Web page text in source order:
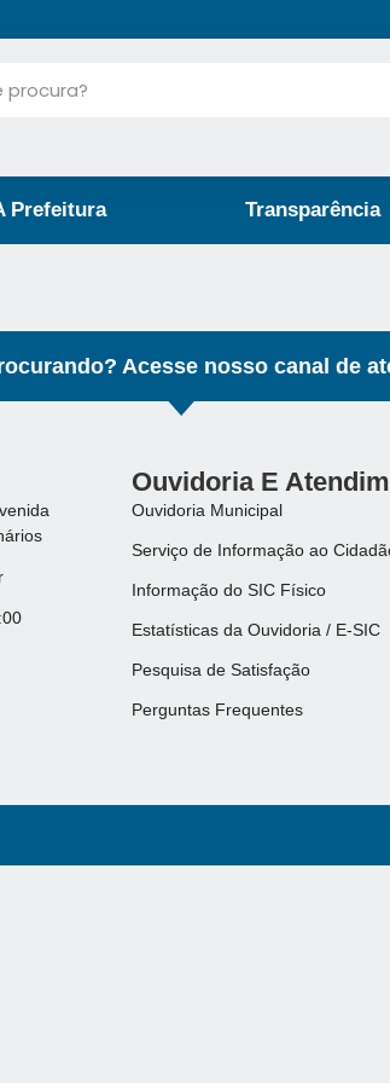
Prefeitura Transparência
Acesse nosso canal de
Ouvidoria E
Ouvidoria Municipal
Serviço de Informação ao
Informação do SIC Físico
Estatísticas da Ouvidoria / E-SIC
Pesquisa de Satisfação
Perguntas Frequentes